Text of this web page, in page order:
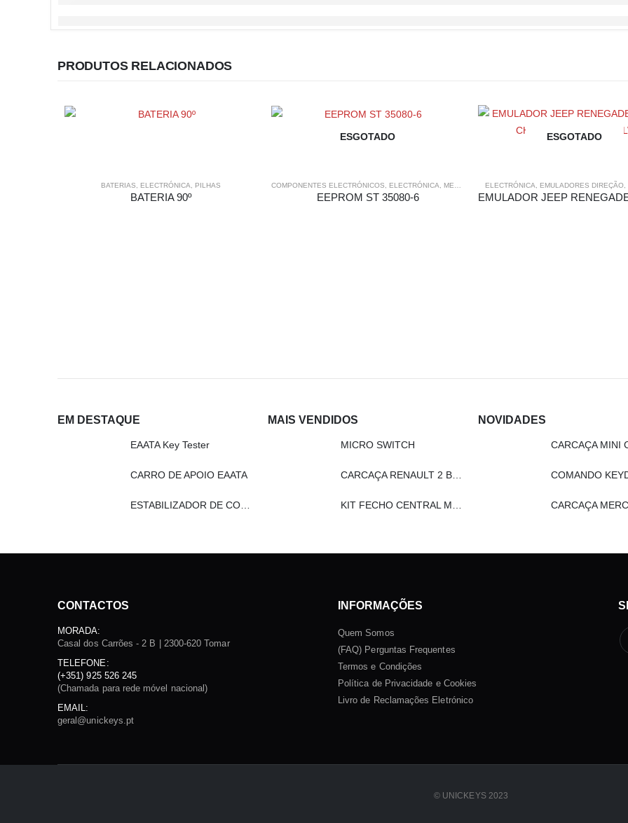
PRODUTOS RELACIONADOS
BATERIAS ELECTRÓNICA PILHAS
BATERIA 90º
ESGOTADO
COMPONENTES ELECTRÓNICOS ELECTRÓNICA MEMORIAS/EPROM
EEPROM ST 35080-6
ESGOTADO
ELECTRÓNICA EMULADORES DIREÇÃO,
EM DESTAQUE
EAATA Key Tester
CARRO DE APOIO EAATA
MAIS VENDIDOS
MICRO SWITCH
NOVIDADES
CARCAÇA MINI
CARCAÇA
CONTACTOS
MORADA:
Casal dos Carrões - 2 B | 2300-620 Tomar
TELEFONE:
(+351) 925 526 245
(Chamada para rede móvel nacional)
EMAIL:
geral@unickeys.pt
INFORMAÇÕES
Quem Somos
(FAQ) Perguntas Frequentes
Termos e Condições
Política de Privacidade e Cookies
Livro de Reclamações Eletrónico
© UNICKEYS 2023